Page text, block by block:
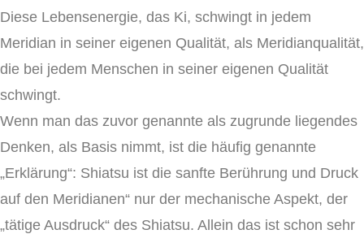
Diese Lebensenergie, das Ki, schwingt in jedem
Meridian in seiner eigenen Qualität, als Meridianqualität,
die bei jedem Menschen in seiner eigenen Qualität
schwingt.
Wenn man das zuvor genannte als zugrunde liegendes
Denken, als Basis nimmt, ist die häufig genannte
„Erklärung“: Shiatsu ist die sanfte Berührung und Druck
auf den Meridianen“ nur der mechanische Aspekt, der
„tätige Ausdruck“ des Shiatsu. Allein das ist schon sehr